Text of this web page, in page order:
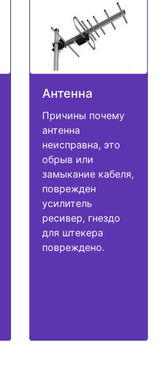
Антенна
Причины почему
антенна
неисправна, это
обрыв или
замыкание кабеля,
поврежден
усилитель
ресивер, гнездо
для штекера
повреждено.